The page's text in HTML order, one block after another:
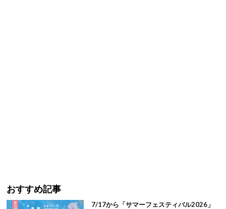
おすすめ記事
7/17から「サマーフェスティバル2026」